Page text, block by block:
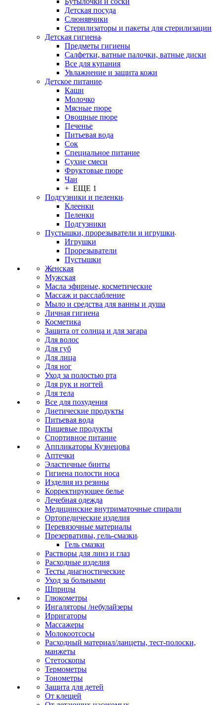
Детская посуда
Слюнявчики
Стерилизаторы и пакеты для стерилизации
Детская гигиена
Предметы гигиены
Салфетки, ватные палочки, ватные диски
Все для купания
Увлажнение и защита кожи
Детское питание
Каши
Молочко
Мясные пюре
Овощные пюре
Печенье
Питьевая вода
Сок
Специальное питание
Сухие смеси
Фруктовые пюре
Чаи
+ ЕЩЕ 1
Подгузники и пеленки
Клеенки
Пеленки
Подгузники
Пустышки, прорезыватели и игрушки
Игрушки
Прорезыватели
Пустышки
Женская
Мужская
Масла эфирные, косметические
Массаж и расслабление
Мыло и средства для ванны и душа
Личная гигиена
Косметика
Защита от солнца и для загара
Для волос
Для губ
Для лица
Для ног
Уход за полостью рта
Для рук и ногтей
Для тела
Все для похудения
Диетические продукты
Питьевая вода
Пищевые продукты
Спортивное питание
Аппликаторы Кузнецова
Аптечки
Эластичные бинты
Гигиена полости носа
Изделия из резины
Корректирующее белье
Лечебная одежда
Медицинские внутриматочные спирали
Ортопедические изделия
Перевязочные материалы
Презервативы, гель-смазки
Гель смазки
Растворы для линз и глаз
Расходные изделия
Тесты диагностические
Уход за больными
Шприцы
Глюкометры
Ингаляторы /небулайзеры
Ирригаторы
Массажеры
Молокоотсосы
Расходный материал/ланцеты, тест-полоски,
манжеты
Стетоскопы
Термометры
Тонометры
Защита для детей
От клещей